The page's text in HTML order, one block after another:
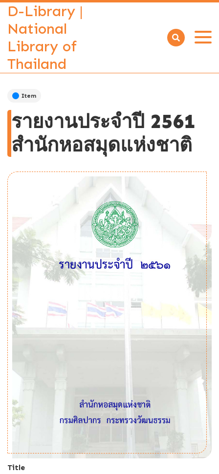
D-Library |
National
Library of
Thailand
Open
Item
รายงานประจำปี 2561
สำนักหอสมุดแห่งชาติ
Title